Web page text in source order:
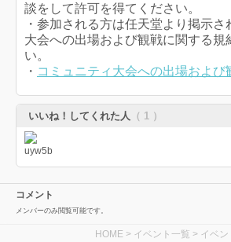
談をして許可を得てください。
・参加される方は任天堂より掲示さ
大会への出場および観戦に関する規
い。
・ コミュニティ大会への出場および
いいね！してくれた人 （ 1 ）
コメント
メンバーのみ閲覧可能です。
HOME > イベント一覧 > イベン